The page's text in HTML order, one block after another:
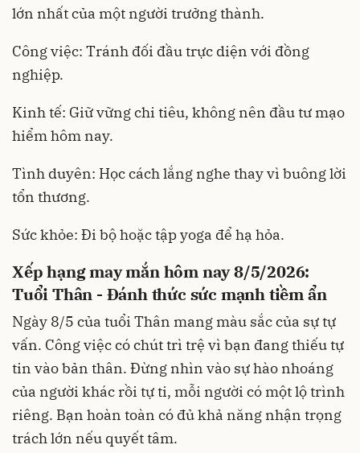
lớn nhất của một người trưởng thành.
Công việc: Tránh đối đầu trực diện với đồng
nghiệp.
Kinh tế: Giữ vững chi tiêu, không nên đầu tư mạo
hiểm hôm nay.
Tình duyên: Học cách lắng nghe thay vì buông lời
tổn thương.
Sức khỏe: Đi bộ hoặc tập yoga để hạ hỏa.
Xếp hạng may mắn hôm nay 8/5/2026:
Tuổi Thân - Đánh thức sức mạnh tiềm ẩn
Ngày 8/5 của tuổi Thân mang màu sắc của sự tự
vấn. Công việc có chút trì trệ vì bạn đang thiếu tự
tin vào bản thân. Đừng nhìn vào sự hào nhoáng
của người khác rồi tự ti, mỗi người có một lộ trình
riêng. Bạn hoàn toàn có đủ khả năng nhận trọng
trách lớn nếu quyết tâm.